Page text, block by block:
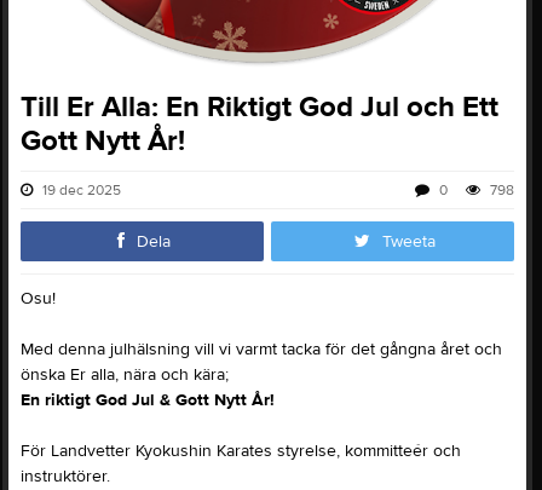
Till Er Alla: En Riktigt God Jul och Ett
Gott Nytt År!
19 dec 2025 798
0
Dela Tweeta
Osu!
Med denna julhälsning vill vi varmt tacka för det gångna året och
önska Er alla, nära och kära;
En riktigt God Jul & Gott Nytt År!
För Landvetter Kyokushin Karates styrelse, kommitteér och
instruktörer.